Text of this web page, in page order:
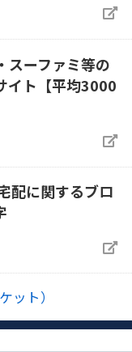
スーファミ等の
イト【平均3000
配に関するブロ
ット）